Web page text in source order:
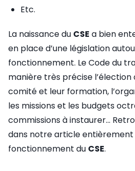
Etc.
La naissance du CSE a bien
en place d’une législation
fonctionnement. Le Code du
manière très précise
comité et leur formation,
les missions et les budgets
commissions à instaurer…
dans notre article
fonctionnement du CSE.